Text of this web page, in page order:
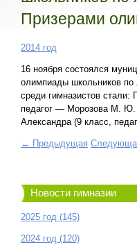
Призерами
2014 год
16 ноября состоялся
олимпиады школьников
среди гимназистов стали:
педагог — Морозова М. Ю.
Александра (9 класс,
← Предыдущая
Новости гимназии
2025 год (145)
2024 год (120)